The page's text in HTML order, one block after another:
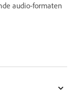
audio-formaten